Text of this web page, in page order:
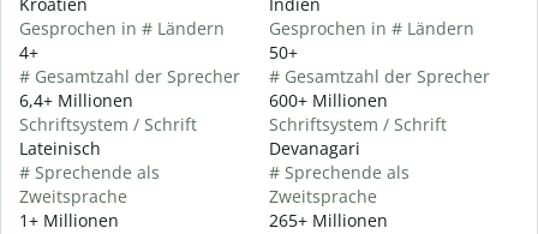
Gesprochen in # Ländern
4+
# Gesamtzahl der Sprecher
6,4+ Millionen
Schriftsystem / Schrift
Lateinisch
# Sprechende als
Zweitsprache
1+ Millionen
Gesprochen in # Ländern
50+
# Gesamtzahl der Sprecher
600+ Millionen
Schriftsystem / Schrift
Devanagari
# Sprechende als
Zweitsprache
265+ Millionen